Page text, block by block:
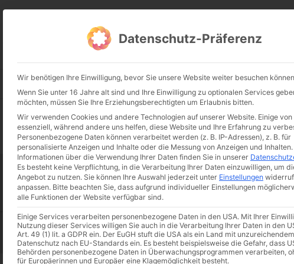
CATHWALK.DE
ALTE MESSE GLAUBE KULTUR FRÖMMIGKEIT
Katholizismus Franziskus 50 Jahre Humanae vitae Katholische Kirche
Datenschutz-Präferenz
Wir benötigen Ihre Einwilligung, bevor Sie unsere Website weiter besuchen
Wenn Sie unter 16 Jahre alt sind und Ihre Einwilligung zu optionalen Services
möchten, müssen Sie Ihre Erziehungsberechtigten um Erlaubnis bitten.
Wir verwenden Cookies und andere Technologien auf unserer Website. Einige von
essenziell, während andere uns helfen, diese Website und Ihre Erfahrung zu
Personenbezogene Daten können verarbeitet werden (z. B. IP-Adressen), z. B. für
personalisierte Anzeigen und Inhalte oder die Messung von Anzeigen und Inhalten.
Informationen über die Verwendung Ihrer Daten finden Sie in unserer
Es besteht keine Verpflichtung, in die Verarbeitung Ihrer Daten einzuwilligen, um
Angebot zu nutzen. Sie können Ihre Auswahl jederzeit unter Einstellungen
anpassen. Bitte beachten Sie, dass aufgrund individueller Einstellungen
alle Funktionen der Website verfügbar sind.
Einige Services verarbeiten personenbezogene Daten in den USA. Mit Ihrer
Nutzung dieser Services willigen Sie auch in die Verarbeitung Ihrer Daten in den
Art. 49 (1) lit. a GDPR ein. Der EuGH stuft die USA als ein Land mit unzureichendem
Datenschutz nach EU-Standards ein. Es besteht beispielsweise die Gefahr, dass
Behörden personenbezogene Daten in Überwachungsprogrammen verarbeiten,
für Europäerinnen und Europäer eine Klagemöglichkeit besteht.